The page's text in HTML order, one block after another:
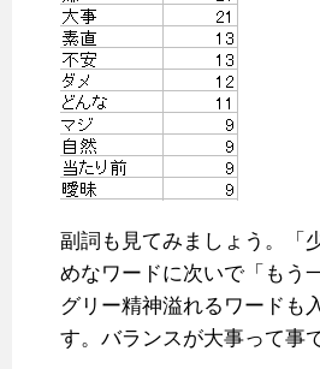
副詞も見てみましょう。「
めなワードに次いで「もう
グリー精神溢れるワードも
す。バランスが大事って事